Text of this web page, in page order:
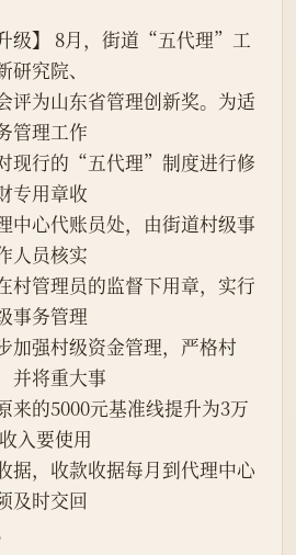
级】 8月，街道“五代理”工
研究院、
评为山东省管理创新奖。为适
管理工作
现行的“五代理”制度进行修
专用章收
中心代账员处，由街道村级事
人员核实
村管理员的监督下用章，实行
事务管理
加强村级资金管理，严格村
并将重大事
来的5000元基准线提升为3万
入要使用
据，收款收据每月到代理中心
及时交回